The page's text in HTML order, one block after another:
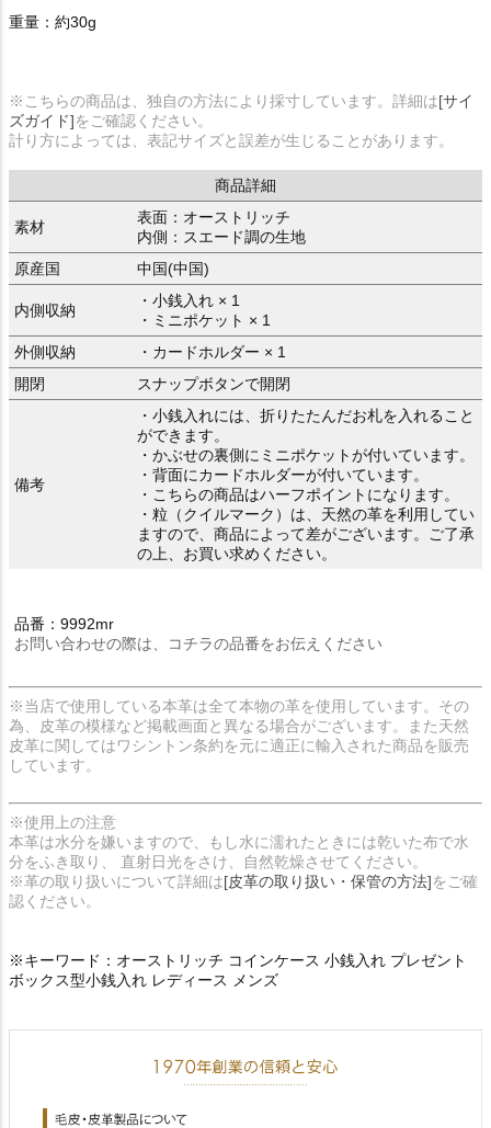
重量：約30g
※こちらの商品は、独自の方法により採寸しています。詳細は[サイ
ズガイド]をご確認ください。
計り方によっては、表記サイズと誤差が生じることがあります。
商品詳細
素材
表面：オーストリッチ
内側：スエード調の生地
原産国
中国(中国)
内側収納
・小銭入れ × 1
・ミニポケット × 1
外側収納
・カードホルダー × 1
開閉
スナップボタンで開閉
備考
・小銭入れには、折りたたんだお札を入れること
ができます。
・かぶせの裏側にミニポケットが付いています。
・背面にカードホルダーが付いています。
・こちらの商品はハーフポイントになります。
・粒（クイルマーク）は、天然の革を利用してい
ますので、商品によって差がございます。ご了承
の上、お買い求めください。
品番：9992mr
お問い合わせの際は、コチラの品番をお伝えください
※当店で使用している本革は全て本物の革を使用しています。その
為、皮革の模様など掲載画面と異なる場合がございます。また天然
皮革に関してはワシントン条約を元に適正に輸入された商品を販売
しています。
※使用上の注意
本革は水分を嫌いますので、もし水に濡れたときには乾いた布で水
分をふき取り、 直射日光をさけ、自然乾燥させてください。
※革の取り扱いについて詳細は[皮革の取り扱い・保管の方法]をご確
認ください。
※キーワード：オーストリッチ コインケース 小銭入れ プレゼント
ボックス型小銭入れ レディース メンズ